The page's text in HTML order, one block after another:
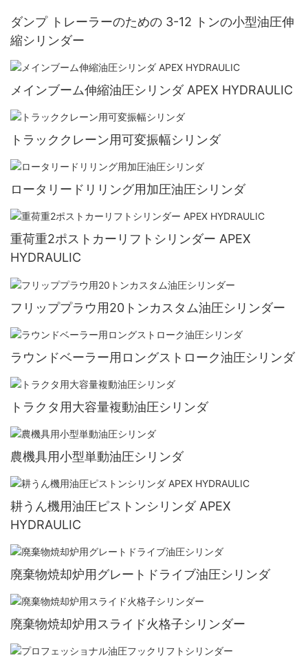
ダンプ トレーラーのための 3-12 トンの小型油圧伸
縮シリンダー
メインブーム伸縮油圧シリンダ APEX HYDRAULIC
トラッククレーン用可変振幅シリンダ
ロータリードリリング用加圧油圧シリンダ
重荷重2ポストカーリフトシリンダー APEX
HYDRAULIC
フリッププラウ用20トンカスタム油圧シリンダー
ラウンドベーラー用ロングストローク油圧シリンダ
トラクタ用大容量複動油圧シリンダ
農機具用小型単動油圧シリンダ
耕うん機用油圧ピストンシリンダ APEX
HYDRAULIC
廃棄物焼却炉用グレートドライブ油圧シリンダ
廃棄物焼却炉用スライド火格子シリンダー